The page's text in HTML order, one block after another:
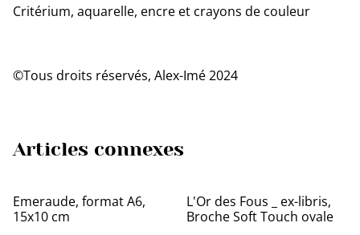
Critérium, aquarelle, encre et crayons de couleur
©Tous droits réservés, Alex-Imé 2024
Articles connexes
Emeraude, format A6,
15x10 cm
L'Or des Fous _ ex-libris,
Broche Soft Touch ovale